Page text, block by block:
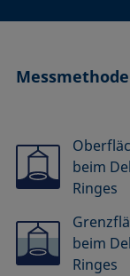
beim
Ringes
beim
Ringes